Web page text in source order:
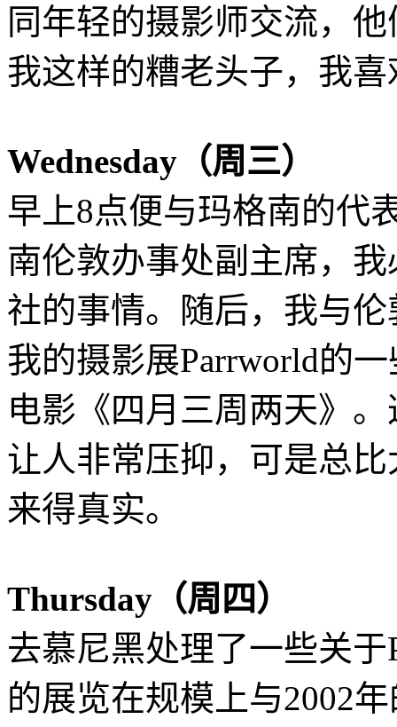
同年轻的摄影师交流，
我这样的糟老头子，我
Wednesday（周三）
早上8点便与玛格南的代
南伦敦办事处副主席，
社的事情。随后，我与
我的摄影展Parrworld的
电影《四月三周两天》
让人非常压抑，可是总
来得真实。
Thursday（周四）
去慕尼黑处理了一些关
的展览在规模上与2002